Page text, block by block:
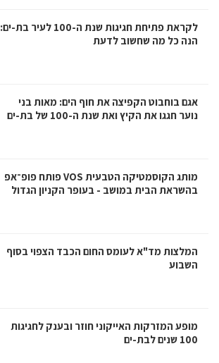
לקראת פתיחת חגיגות שנת ה-100 לעיר בת-ים:
הנה כל מה שחשוב לדעת
אגם בוחבוט הקפיצה את חוף הים: מאות בני
נוער חגגו את הקיץ ואת שנת ה-100 של בת-ים
מותג הקוסמטיקה הטבעית VOS פותח פופ־אפ
בהשראת הבית במושב - בעופר הקניון הגדול
המלצות מד"א לעומס החום הכבד הצפוי בסוף
השבוע
מופע המזרקות האייקוני חוזר ובענק לחגיגות
100 שנים לבת-ים